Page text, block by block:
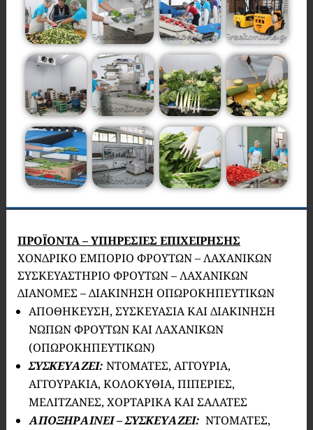
ΠΡΟΪΟΝΤΑ – ΥΠΗΡΕΣΙΕΣ ΕΠΙΧΕΙΡΗΣΗΣ
ΧΟΝΔΡΙΚΟ ΕΜΠΟΡΙΟ ΦΡΟΥΤΩΝ – ΛΑΧΑΝΙΚΩΝ
ΣΥΣΚΕΥΑΣΤΗΡΙΟ ΦΡΟΥΤΩΝ – ΛΑΧΑΝΙΚΩΝ
ΔΙΑΝΟΜΕΣ – ΔΙΑΚΙΝΗΣΗ ΟΠΩΡΟΚΗΠΕΥΤΙΚΩΝ
ΑΠΟΘΗΚΕΥΣΗ, ΣΥΣΚΕΥΑΣΙΑ ΚΑΙ ΔΙΑΚΙΝΗΣΗ
ΝΩΠΩΝ ΦΡΟΥΤΩΝ ΚΑΙ ΛΑΧΑΝΙΚΩΝ
(ΟΠΩΡΟΚΗΠΕΥΤΙΚΩΝ)
ΣΥΣΚΕΥΑΖΕΙ: ΝΤΟΜΑΤΕΣ, ΑΓΓΟΥΡΙΑ,
ΑΓΓΟΥΡΑΚΙΑ, ΚΟΛΟΚΥΘΙΑ, ΠΙΠΕΡΙΕΣ,
ΜΕΛΙΤΖΑΝΕΣ, ΧΟΡΤΑΡΙΚΑ ΚΑΙ ΣΑΛΑΤΕΣ
ΑΠΟΞΗΡΑΙΝEI – ΣΥΣΚΕΥΑΖΕΙ: ΝΤΟΜΑΤΕΣ,